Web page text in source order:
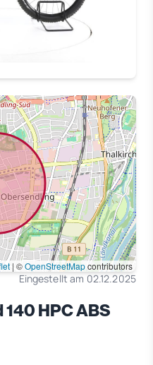
| ©OpenStreetMapcontributors
Eingestellt am 02.12.2025
HPC ABS